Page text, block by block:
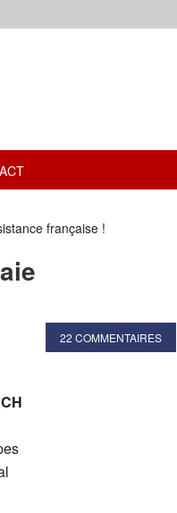
française !
22 COMMENTAIRES